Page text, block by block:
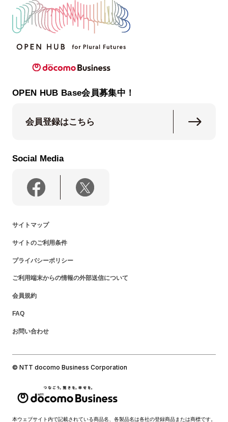
OPEN HUB Base会員募集中！
会員登録はこちら
Social Media
サイトマップ
サイトのご利用条件
プライバシーポリシー
ご利用端末からの情報の外部送信について
会員規約
FAQ
お問い合わせ
© NTT docomo Business Corporation
本ウェブサイト内で記載されている商品名、各製品名は各社の登録商品または商標です。